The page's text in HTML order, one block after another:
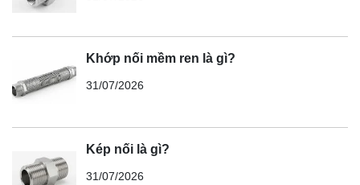
Khớp nối mềm ren là gì?
31/07/2026
Kép nối là gì?
31/07/2026